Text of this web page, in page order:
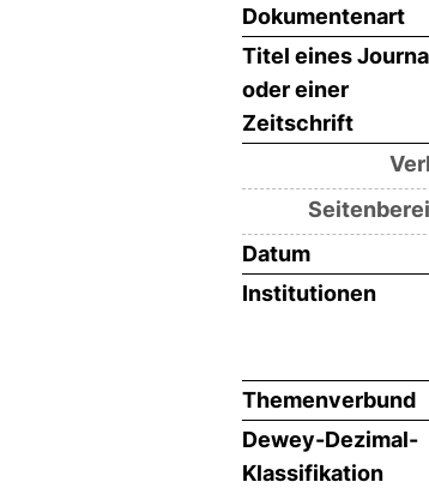
Dokumentenart
Titel eines
oder einer
Zeitschrift
Datum
Institutionen
Themenverbund
Dewey-Dezimal-
Klassifikation